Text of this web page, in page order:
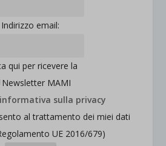
Indirizzo email:
qui per ricevere la
Newsletter MAMI
sulla privacy
al trattamento dei miei dati
UE 2016/679)